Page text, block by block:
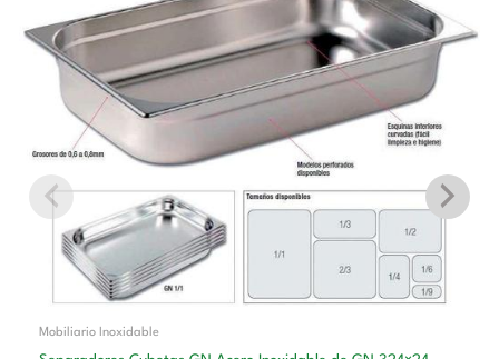
Mobiliario Inoxidable